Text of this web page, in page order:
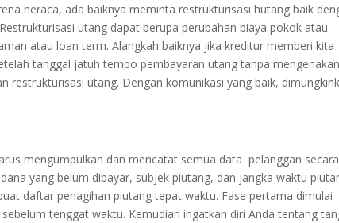
neraca, ada baiknya meminta restrukturisasi hutang baik
utang dapat berupa perubahan biaya pokok atau
atau loan term. Alangkah baiknya jika kreditur memberi kita
tanggal jatuh tempo pembayaran utang tanpa mengenakan
restrukturisasi utang. Dengan komunikasi yang baik,
mengumpulkan dan mencatat semua data pelanggan secara
yang belum dibayar, subjek piutang, dan jangka waktu
daftar penagihan piutang tepat waktu. Fase pertama dimulai
tenggat waktu. Kemudian ingatkan diri Anda tentang